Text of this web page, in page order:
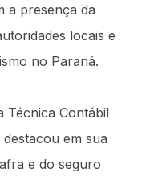
a presença da
locais e
no Paraná.
Técnica Contábil
em sua
e do seguro